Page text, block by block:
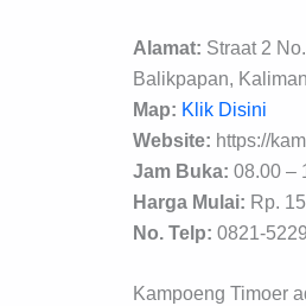
Alamat: Straat 2
Balikpapan,
Map: Klik Disini
Website: https://
Jam Buka: 08.00 –
Harga Mulai: Rp.
No. Telp: 0821-
Kampoeng Timoer